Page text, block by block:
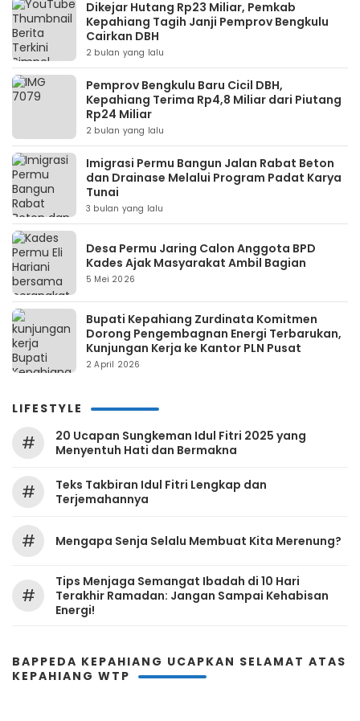
Dikejar Hutang Rp23 Miliar, Pemkab
Kepahiang Tagih Janji Pemprov Bengkulu
Cairkan DBH
2 bulan yang lalu
Pemprov Bengkulu Baru Cicil DBH,
Kepahiang Terima Rp4,8 Miliar dari Piutang
Rp24 Miliar
2 bulan yang lalu
Imigrasi Permu Bangun Jalan Rabat Beton
dan Drainase Melalui Program Padat Karya
Tunai
3 bulan yang lalu
Desa Permu Jaring Calon Anggota BPD
Kades Ajak Masyarakat Ambil Bagian
5 Mei 2026
Bupati Kepahiang Zurdinata Komitmen
Dorong Pengembagnan Energi Terbarukan,
Kunjungan Kerja ke Kantor PLN Pusat
2 April 2026
LIFESTYLE
#
20 Ucapan Sungkeman Idul Fitri 2025 yang
Menyentuh Hati dan Bermakna
#
Teks Takbiran Idul Fitri Lengkap dan
Terjemahannya
# Mengapa Senja Selalu Membuat Kita Merenung?
#
Tips Menjaga Semangat Ibadah di 10 Hari
Terakhir Ramadan: Jangan Sampai Kehabisan
Energi!
BAPPEDA KEPAHIANG UCAPKAN SELAMAT ATAS
KEPAHIANG WTP